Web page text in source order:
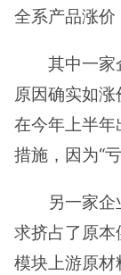
全系产品涨价
其中一家
原因确实如
在今年上半年
措施，因为“
另一家
求挤占了原
模块上游原